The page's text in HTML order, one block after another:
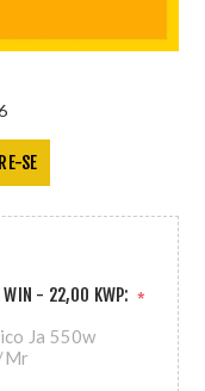
SE
WIN - 22,00 KWP: *
Ja 550w
Mr